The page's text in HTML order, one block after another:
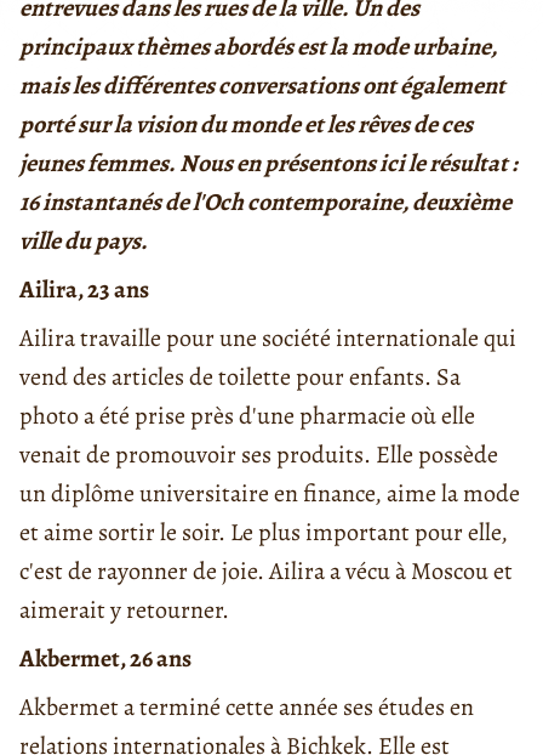
entrevues dans les rues de la ville. Un des
principaux thèmes abordés est la mode urbaine,
mais les différentes conversations ont également
porté sur la vision du monde et les rêves de ces
jeunes femmes. Nous en présentons ici le résultat :
16 instantanés de l'Och contemporaine, deuxième
ville du pays.
Ailira, 23 ans
Ailira travaille pour une société internationale qui
vend des articles de toilette pour enfants. Sa
photo a été prise près d'une pharmacie où elle
venait de promouvoir ses produits. Elle possède
un diplôme universitaire en finance, aime la mode
et aime sortir le soir. Le plus important pour elle,
c'est de rayonner de joie. Ailira a vécu à Moscou et
aimerait y retourner.
Akbermet, 26 ans
Akbermet a terminé cette année ses études en
relations internationales à Bichkek. Elle est